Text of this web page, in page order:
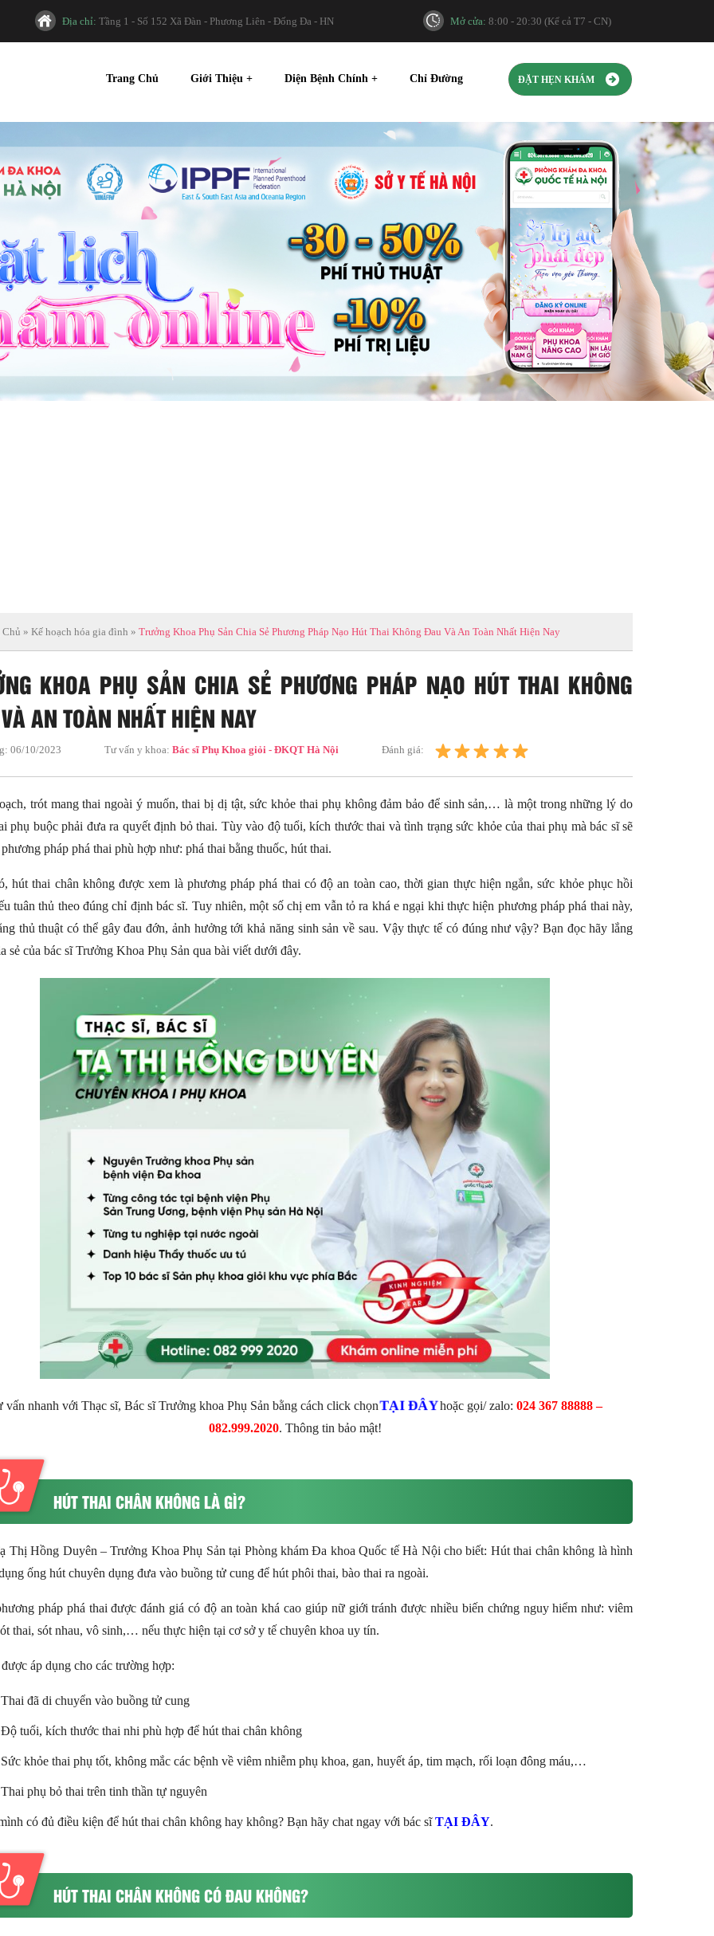
Địa chỉ: Tầng 1 - Số 152 Xã Đàn - Phương Liên - Đống Đa - HN Mở cửa:8:00 - 20:30 (Kể cả T7 - CN)
Trang Chủ Giới Thiệu + Diện Bệnh Chính + Chỉ Đường ĐẶT HẸN KHÁM
Chủ » Kế hoạch hóa gia đình » Trưởng Khoa Phụ Sản Chia Sẻ Phương Pháp Nạo Hút Thai Không Đau Và An Toàn Nhất Hiện Nay
KHOA PHỤ SẢN CHIA SẺ PHƯƠNG PHÁP NẠO HÚT THAI KHÔNG
AN TOÀN NHẤT HIỆN NAY
06/10/2023 Tư vấn y khoa: Bác sĩ Phụ Khoa giỏi - ĐKQT Hà Nội Đánh giá:
trót mang thai ngoài ý muốn, thai bị dị tật, sức khỏe thai phụ không đảm bảo để sinh sản,… là một trong những lý do
phụ buộc phải đưa ra quyết định bỏ thai. Tùy vào độ tuổi, kích thước thai và tình trạng sức khỏe của thai phụ mà bác sĩ sẽ
pháp phá thai phù hợp như: phá thai bằng thuốc, hút thai.
hút thai chân không được xem là phương pháp phá thai có độ an toàn cao, thời gian thực hiện ngắn, sức khỏe phục hồi
tuân thủ theo đúng chỉ định bác sĩ. Tuy nhiên, một số chị em vẫn tỏ ra khá e ngại khi thực hiện phương pháp phá thai này,
thủ thuật có thể gây đau đớn, ảnh hưởng tới khả năng sinh sản về sau. Vậy thực tế có đúng như vậy? Bạn đọc hãy lắng
sẻ của bác sĩ Trưởng Khoa Phụ Sản qua bài viết dưới đây.
vấn nhanh với Thạc sĩ, Bác sĩ Trưởng khoa Phụ Sản bằng cách click chọnTẠI ĐÂYhoặc gọi/ zalo: 024 367 88888 –
082.999.2020. Thông tin bảo mật!
HÚT THAI CHÂN KHÔNG LÀ GÌ?
Thị Hồng Duyên – Trưởng Khoa Phụ Sản tại Phòng khám Đa khoa Quốc tế Hà Nội cho biết: Hút thai chân không là hình
ống hút chuyên dụng đưa vào buồng tử cung để hút phôi thai, bào thai ra ngoài.
pháp phá thai được đánh giá có độ an toàn khá cao giúp nữ giới tránh được nhiều biến chứng nguy hiểm như: viêm
thai, sót nhau, vô sinh,… nếu thực hiện tại cơ sở y tế chuyên khoa uy tín.
áp dụng cho các trường hợp:
Thai đã di chuyển vào buồng tử cung
Độ tuổi, kích thước thai nhi phù hợp để hút thai chân không
Sức khỏe thai phụ tốt, không mắc các bệnh về viêm nhiễm phụ khoa, gan, huyết áp, tim mạch, rối loạn đông máu,…
Thai phụ bỏ thai trên tinh thần tự nguyên
có đủ điều kiện để hút thai chân không hay không? Bạn hãy chat ngay với bác sĩTẠI ĐÂY.
HÚT THAI CHÂN KHÔNG CÓ ĐAU KHÔNG?